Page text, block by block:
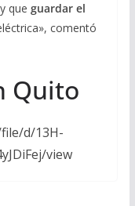
que guardar el
comentó
Quito
d/13H-
view